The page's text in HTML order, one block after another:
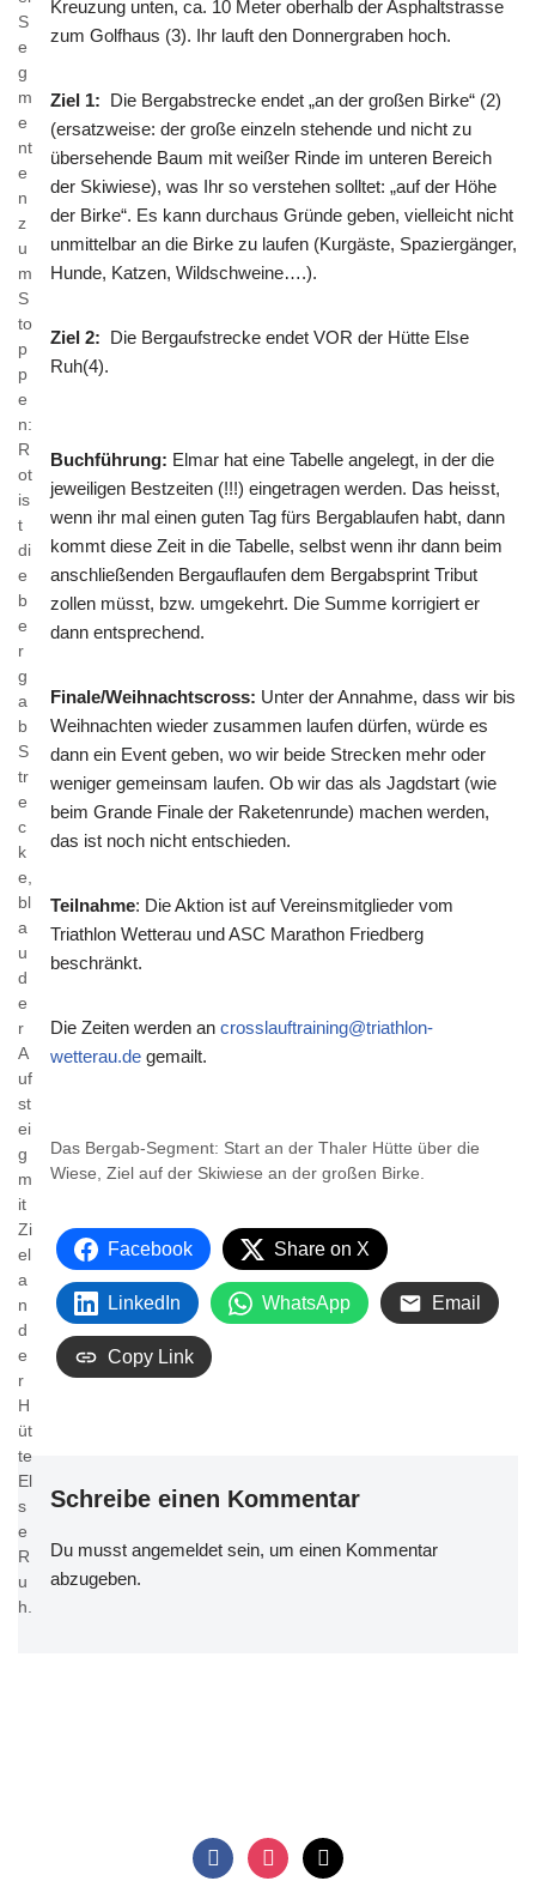
S
e
g
m
e
nt
e
n
z
u
m
S
to
p
p
e
n:
R
ot
is
t
di
e
b
e
r
g
a
b
S
tr
e
c
k
e,
bl
a
u
d
e
r
A
uf
st
ei
g
m
it
Zi
el
a
n
d
e
r
H
üt
te
El
s
e
R
u
h.
Kreuzung unten, ca. 10 Meter oberhalb der Asphaltstrasse
zum Golfhaus (3). Ihr lauft den Donnergraben hoch.
Ziel 1: Die Bergabstrecke endet „an der großen Birke“ (2)
(ersatzweise: der große einzeln stehende und nicht zu
übersehende Baum mit weißer Rinde im unteren Bereich
der Skiwiese), was Ihr so verstehen solltet: „auf der Höhe
der Birke“. Es kann durchaus Gründe geben, vielleicht nicht
unmittelbar an die Birke zu laufen (Kurgäste, Spaziergänger,
Hunde, Katzen, Wildschweine….).
Ziel 2: Die Bergaufstrecke endet VOR der Hütte Else
Ruh(4).
Buchführung: Elmar hat eine Tabelle angelegt, in der die
jeweiligen Bestzeiten (!!!) eingetragen werden. Das heisst,
wenn ihr mal einen guten Tag fürs Bergablaufen habt, dann
kommt diese Zeit in die Tabelle, selbst wenn ihr dann beim
anschließenden Bergauflaufen dem Bergabsprint Tribut
zollen müsst, bzw. umgekehrt. Die Summe korrigiert er
dann entsprechend.
Finale/Weihnachtscross: Unter der Annahme, dass wir bis
Weihnachten wieder zusammen laufen dürfen, würde es
dann ein Event geben, wo wir beide Strecken mehr oder
weniger gemeinsam laufen. Ob wir das als Jagdstart (wie
beim Grande Finale der Raketenrunde) machen werden,
das ist noch nicht entschieden.
Teilnahme: Die Aktion ist auf Vereinsmitglieder vom
Triathlon Wetterau und ASC Marathon Friedberg
beschränkt.
Die Zeiten werden an crosslauftraining@triathlon-
wetterau.de gemailt.
Das Bergab-Segment: Start an der Thaler Hütte über die
Wiese, Ziel auf der Skiwiese an der großen Birke.
Facebook Share on X
LinkedIn WhatsApp Email
Copy Link
Schreibe einen Kommentar
Du musst angemeldet sein, um einen Kommentar
abzugeben.